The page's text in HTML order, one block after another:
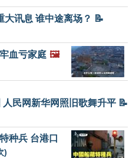
大讯息 谁中途离场？ 📝
血亏家庭 🖼️
民网新华网照旧歌舞升平 📝
种兵 台港口
)